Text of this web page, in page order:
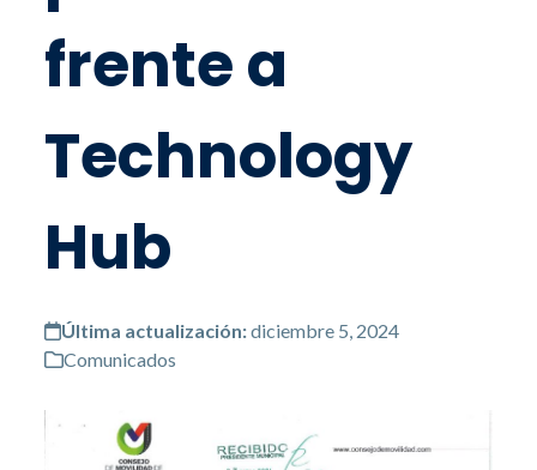
frente a
Technology
Hub
Última actualización:diciembre 5, 2024
Comunicados